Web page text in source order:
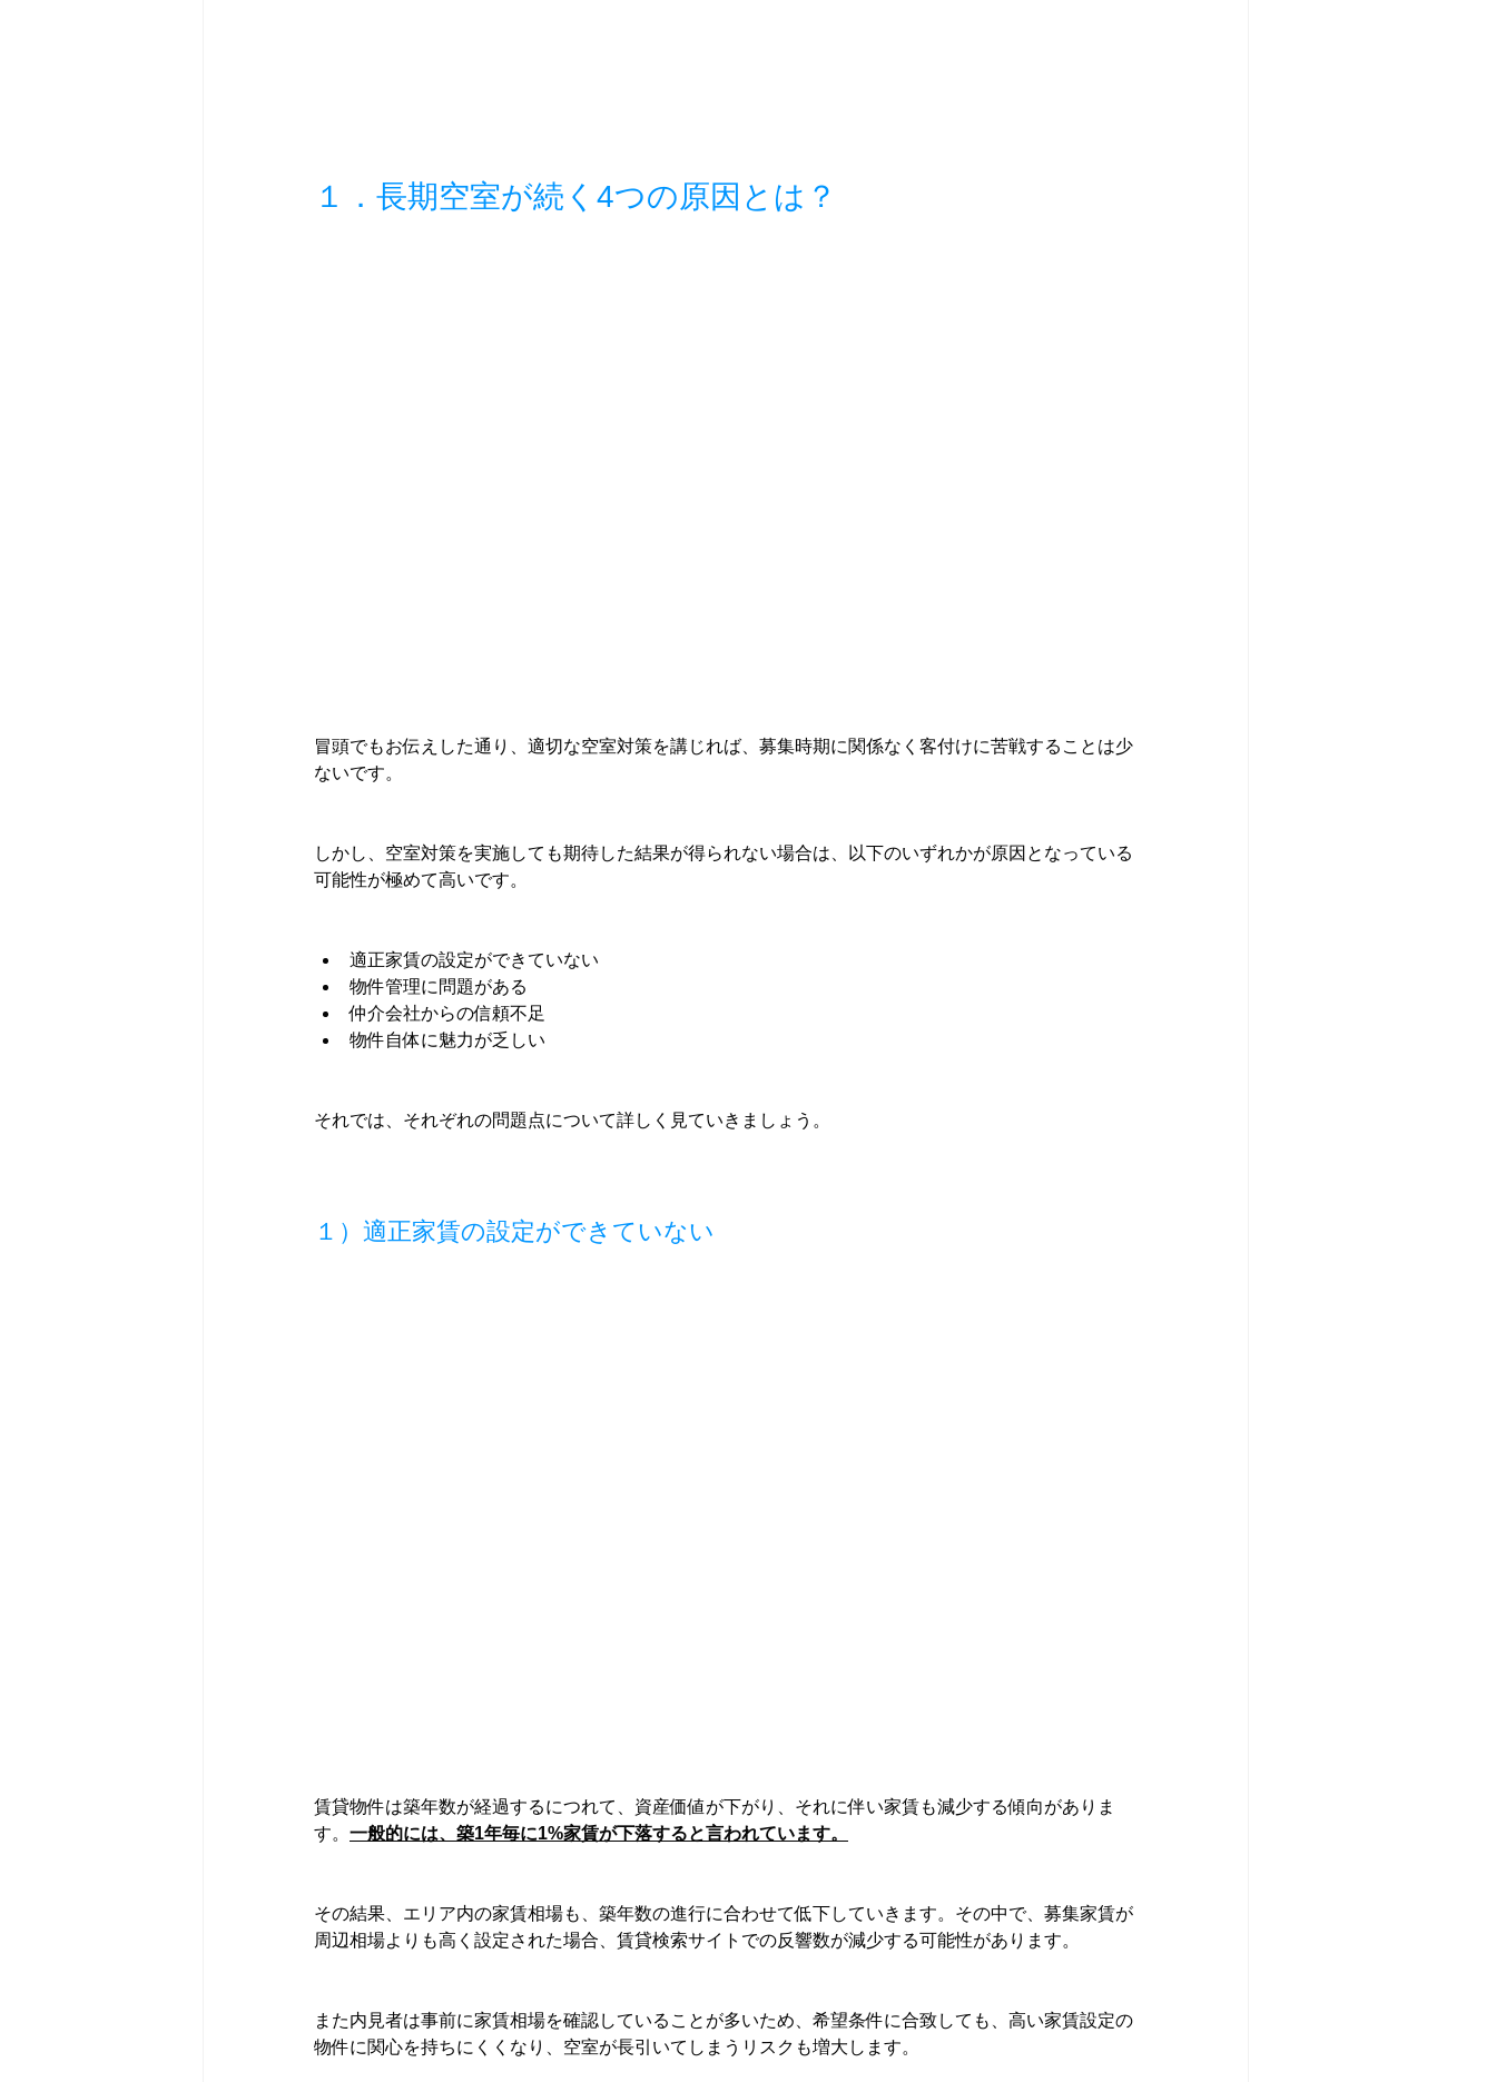
１．長期空室が続く4つの原因とは？
冒頭でもお伝えした通り、適切な空室対策を講じれば、募集時期に関係なく客付けに苦戦することは少
ないです。
しかし、空室対策を実施しても期待した結果が得られない場合は、以下のいずれかが原因となっている
可能性が極めて高いです。
適正家賃の設定ができていない
物件管理に問題がある
仲介会社からの信頼不足
物件自体に魅力が乏しい
それでは、それぞれの問題点について詳しく見ていきましょう。
１）適正家賃の設定ができていない
賃貸物件は築年数が経過するにつれて、資産価値が下がり、それに伴い家賃も減少する傾向がありま
す。 一般的には、築1年毎に1%家賃が下落すると言われています。
その結果、エリア内の家賃相場も、築年数の進行に合わせて低下していきます。その中で、募集家賃が
周辺相場よりも高く設定された場合、賃貸検索サイトでの反響数が減少する可能性があります。
また内見者は事前に家賃相場を確認していることが多いため、希望条件に合致しても、高い家賃設定の
物件に関心を持ちにくくなり、空室が長引いてしまうリスクも増大します。